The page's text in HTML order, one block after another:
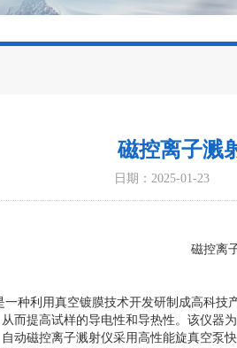
磁控离子溅
日期：2025-01-23
磁控离
一种利用真空镀膜技术开发研制成高科
而提高试样的导电性和导热性。该仪器
动磁控离子溅射仪采用高性能旋真空泵